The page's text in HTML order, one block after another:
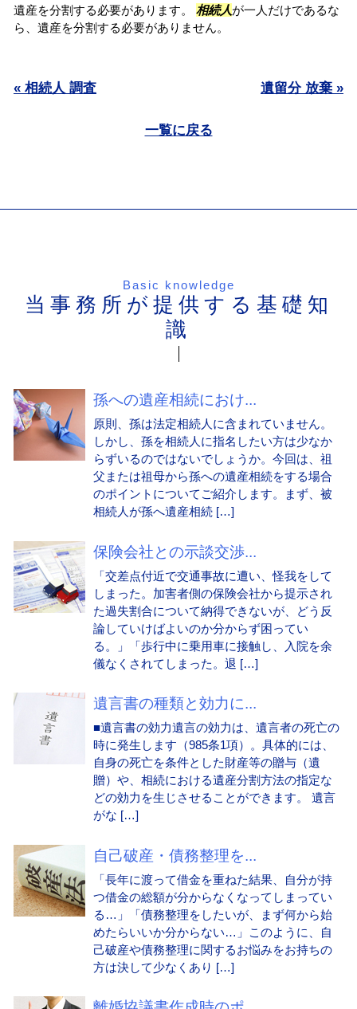
遺産を分割する必要があります。 相続人が一人だけであるな
ら、遺産を分割する必要がありません。
« 相続人 調査 遺留分 放棄 »
一覧に戻る
Basic knowledge
当事務所が提供する基礎知
識
孫への遺産相続におけ...
原則、孫は法定相続人に含まれていません。
しかし、孫を相続人に指名したい方は少なか
らずいるのではないでしょうか。今回は、祖
父または祖母から孫への遺産相続をする場合
のポイントについてご紹介します。まず、被
相続人が孫へ遺産相続 […]
保険会社との示談交渉...
「交差点付近で交通事故に遭い、怪我をして
しまった。加害者側の保険会社から提示され
た過失割合について納得できないが、どう反
論していけばよいのか分からず困ってい
る。」「歩行中に乗用車に接触し、入院を余
儀なくされてしまった。退 […]
遺言書の種類と効力に...
■遺言書の効力遺言の効力は、遺言者の死亡の
時に発生します（985条1項）。具体的には、
自身の死亡を条件とした財産等の贈与（遺
贈）や、相続における遺産分割方法の指定な
どの効力を生じさせることができます。 遺言
がな […]
自己破産・債務整理を...
「長年に渡って借金を重ねた結果、自分が持
つ借金の総額が分からなくなってしまってい
る…」「債務整理をしたいが、まず何から始
めたらいいか分からない…」このように、自
己破産や債務整理に関するお悩みをお持ちの
方は決して少なくあり […]